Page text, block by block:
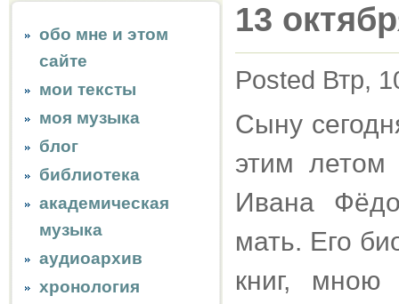
обо мне и этом
сайте
мои тексты
моя музыка
блог
библиотека
академическая
музыка
аудиоархив
хронология
13
Posted Втр,
Сыну
этим
Ивана
мать. Его
книг, мною